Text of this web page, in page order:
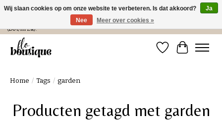
Verzending in NL € 4,99 en gratis bij een bestelling > € 100 of afhalen in de winkel
(Do t/m Za).
Verlanglijst
Home / Tags / garden
Producten getagd met garden
Wij slaan cookies op om onze website te verbeteren. Is dat akkoord?
Ja
Nee
Meer over cookies »